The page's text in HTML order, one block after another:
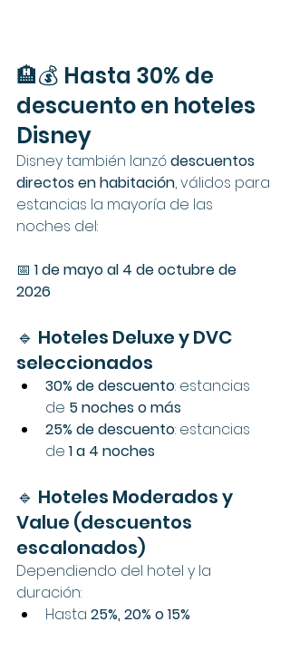
🏨💰 Hasta 30% de
descuento en hoteles
Disney
Disney también lanzó descuentos
directos en habitación, válidos para
estancias la mayoría de las
noches del:
📅 1 de mayo al 4 de octubre de
2026
🔹 Hoteles Deluxe y DVC
seleccionados
30% de descuento: estancias
de 5 noches o más
25% de descuento: estancias
de 1 a 4 noches
🔹 Hoteles Moderados y
Value (descuentos
escalonados)
Dependiendo del hotel y la
duración:
Hasta 25%, 20% o 15%